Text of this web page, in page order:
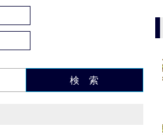
検 索